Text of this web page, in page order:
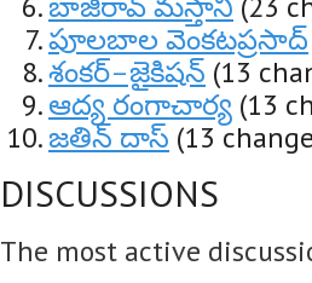
పూలబాల వెంకటప్రసాద్
శంకర్–జైకిషన్ (13
ఆద్య రంగాచార్య (13
జతిన్ దాస్ (13
DISCUSSIONS
The most active